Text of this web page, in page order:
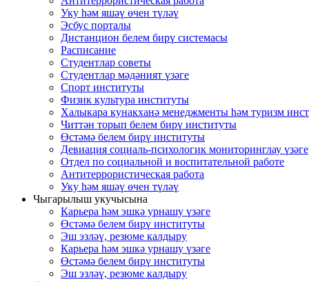
Уку һәм яшәү өчен түләү
Эсбус порталы
Дистанцион белем бирү системасы
Расписание
Студентлар советы
Студентлар мәдәният үзәге
Спорт институты
Физик культура институты
Халыкара кунакханә менеджменты һәм туризм
Читтән торып белем бирү институты
Өстәмә белем бирү институты
Девиация социаль-психологик мониторинглау үзәге
Отдел по социальной и воспитательной работе
Антитеррористическая работа
Уку һәм яшәү өчен түләү
Чыгарылыш укучысына
Карьера һәм эшкә урнашу үзәге
Өстәмә белем бирү институты
Эш эзләү, резюме калдыру
Карьера һәм эшкә урнашу үзәге
Өстәмә белем бирү институты
Эш эзләү, резюме калдыру